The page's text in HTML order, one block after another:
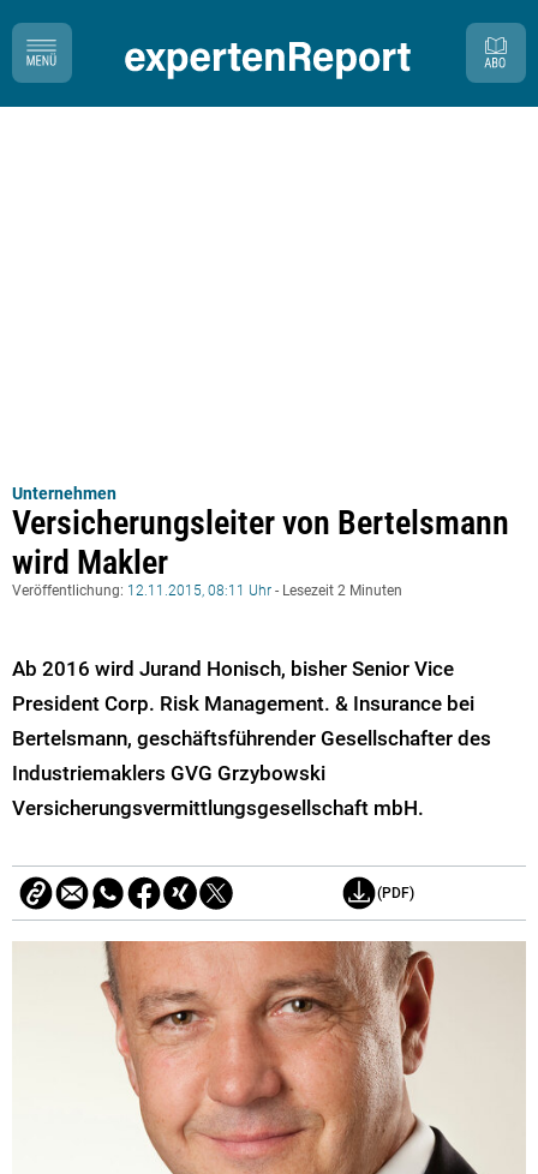
Unternehmen
Versicherungsleiter von Bertelsmann
wird Makler
Veröffentlichung: 12.11.2015, 08:11 Uhr - Lesezeit 2 Minuten
Ab 2016 wird Jurand Honisch, bisher Senior Vice
President Corp. Risk Management. & Insurance bei
Bertelsmann, geschäftsführender Gesellschafter des
Industriemaklers GVG Grzybowski
Versicherungsvermittlungsgesellschaft mbH.
(PDF)